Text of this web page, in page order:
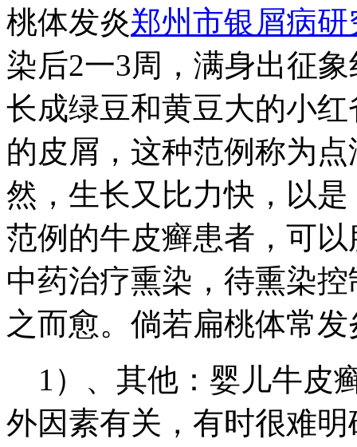
桃体发炎郑州市银屑病研
染后2一3周，满身出征
长成绿豆和黄豆大的小
的皮屑，这种范例称为
然，生长又比力快，以
范例的牛皮癣患者，可
中药治疗熏染，待熏染
之而愈。倘若扁桃体常
1）、其他：婴儿牛皮
外因素有关，有时很难